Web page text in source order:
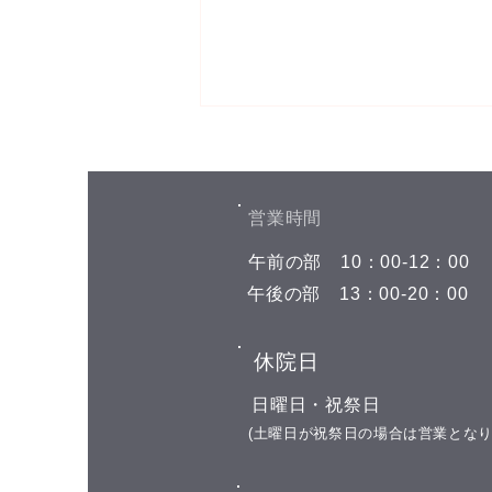
空き状況をお知らせします 8月7
ん 午後の部 空きがありません 8
月8日(土) 午前の部 空きがありま
8月9日(日)←今日はここです お休
み 8月10日(月) 午前の部 11:00 午
後の部 16:00 17:00 18:00 19:00 8
月11日(火) 山の日の祝日 お休み
​営業時間
​午前の部 ​10：00-12：00
​午後の部 ​13：00-20：00
​休院日
​日曜日・祝祭日
​(土曜日が祝祭日の場合は営業とな